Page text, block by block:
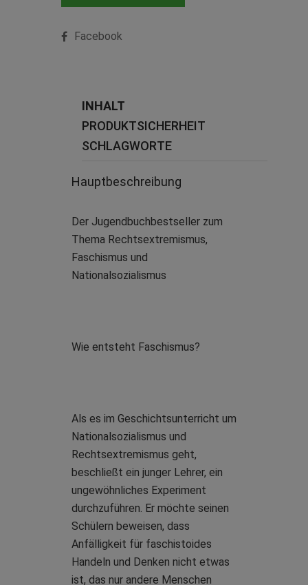
Facebook
INHALT
PRODUKTSICHERHEIT
SCHLAGWORTE
Hauptbeschreibung
Der Jugendbuchbestseller zum
Thema Rechtsextremismus,
Faschismus und
Nationalsozialismus
Wie entsteht Faschismus?
Als es im Geschichtsunterricht um
Nationalsozialismus und
Rechtsextremismus geht,
beschließt ein junger Lehrer, ein
ungewöhnliches Experiment
durchzuführen. Er möchte seinen
Schülern beweisen, dass
Anfälligkeit für faschistoides
Handeln und Denken nicht etwas
ist, das nur andere Menschen